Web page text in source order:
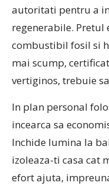
autoritati pentru a
regenerabile.
combustibil fosil si
mai scump,
vertiginos, trebuie
In plan personal
incearca sa
Inchide lumina la
izoleaza-ti casa cat
efort ajuta,